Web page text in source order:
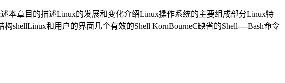
本章目的描述Linux的发展和变化介绍Linux操作系统的主要组成部分Linux特
和用户的界面几个有效的Shell KornBourneC缺省的Shell----Bash命令